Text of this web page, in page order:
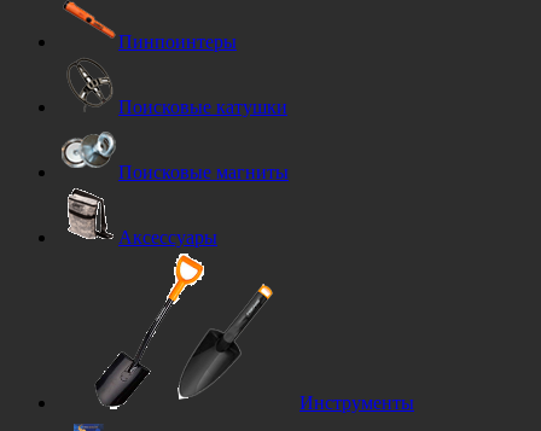
Пинпоинтеры
Поисковые катушки
Поисковые магниты
Аксессуары
Инструменты